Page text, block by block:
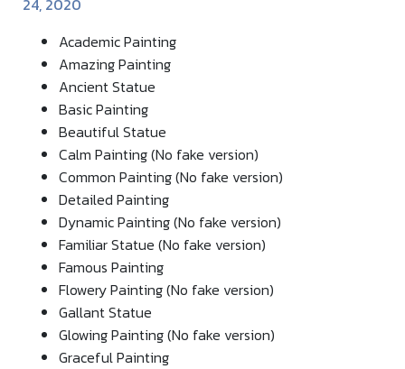
24, 2020
Academic Painting
Amazing Painting
Ancient Statue
Basic Painting
Beautiful Statue
Calm Painting (No fake version)
Common Painting (No fake version)
Detailed Painting
Dynamic Painting (No fake version)
Familiar Statue (No fake version)
Famous Painting
Flowery Painting (No fake version)
Gallant Statue
Glowing Painting (No fake version)
Graceful Painting